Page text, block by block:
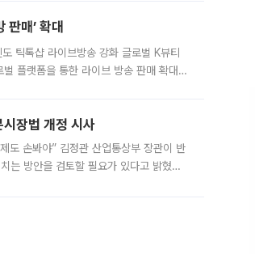
매’ 확대
틱톡샵 라이브방송 강화 글로벌 K뷰티
플랫폼을 통한 라이브 방송 판매 확대에
장법 개정 시사
도 손봐야” 김정관 산업통상부 장관이 반
는 방안을 검토할 필요가 있다고 밝혔다.